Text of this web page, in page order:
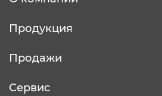
Продукция
Продажи
Сервис